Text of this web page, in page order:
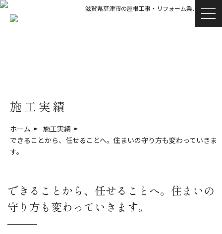
滋賀県草津市の屋根工事・リフォーム業、青木瓦店
施工実績
ホーム
施工実績
できることから、任せることへ。住まいの守り方も変わっていきま
す。
できることから、任せることへ。住まいの
守り方も変わっていきます。